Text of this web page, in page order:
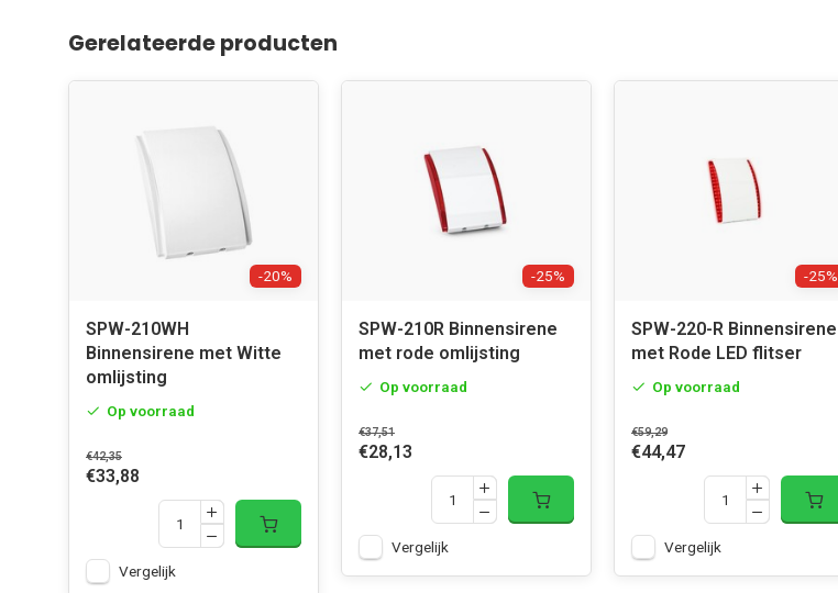
Gerelateerde producten
-20%
SPW-210WH
Binnensirene met Witte
omlijsting
Op voorraad
€42,35
€33,88
Vergelijk
-25%
SPW-210R Binnensirene
met rode omlijsting
Op voorraad
€37,51
€28,13
Vergelijk
-25%
SPW-220-R Binnensirene
met Rode LED flitser
Op voorraad
€59,29
€44,47
Vergelijk